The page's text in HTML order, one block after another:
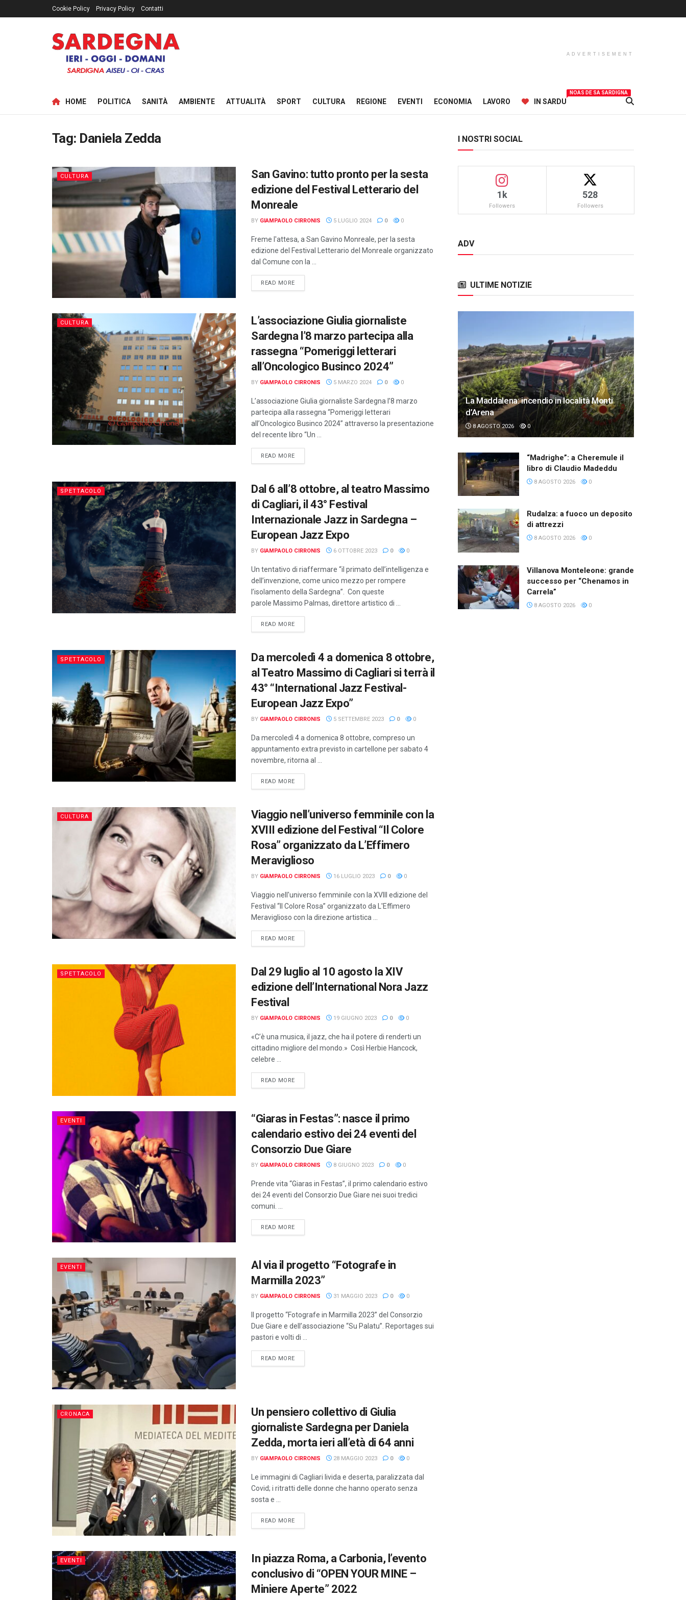
Cookie Policy Privacy Policy Contatti
ADVERTISEMENT
HOME POLITICA SANITÀ AMBIENTE ATTUALITÀ SPORT CULTURA REGIONE EVENTI ECONOMIA LAVORO IN SARDU
NOAS DE SA SARDIGNA
Tag: Daniela Zedda
CULTURA
San Gavino: tutto pronto per la sesta
edizione del Festival Letterario del
Monreale
BY GIAMPAOLO CIRRONIS 5 LUGLIO 2024 0 0
Freme l'attesa, a San Gavino Monreale, per la sesta
edizione del Festival Letterario del Monreale organizzato
dal Comune con la ...
READ MOREDETAILS
CULTURA
L’associazione Giulia giornaliste
Sardegna l’8 marzo partecipa alla
rassegna “Pomeriggi letterari
all’Oncologico Businco 2024”
BY GIAMPAOLO CIRRONIS 5 MARZO 2024 0 0
L’associazione Giulia giornaliste Sardegna l’8 marzo
partecipa alla rassegna “Pomeriggi letterari
all’Oncologico Businco 2024” attraverso la presentazione
del recente libro “Un ...
READ MOREDETAILS
SPETTACOLO
Dal 6 all’8 ottobre, al teatro Massimo
di Cagliari, il 43° Festival
Internazionale Jazz in Sardegna –
European Jazz Expo
BY GIAMPAOLO CIRRONIS 6 OTTOBRE 2023 0 0
Un tentativo di riaffermare “il primato dell’intelligenza e
dell’invenzione, come unico mezzo per rompere
l’isolamento della Sardegna”. Con queste
parole Massimo Palmas, direttore artistico di ...
READ MOREDETAILS
SPETTACOLO
Da mercoledì 4 a domenica 8 ottobre,
al Teatro Massimo di Cagliari si terrà il
43° “International Jazz Festival-
European Jazz Expo”
BY GIAMPAOLO CIRRONIS 5 SETTEMBRE 2023 0 0
Da mercoledì 4 a domenica 8 ottobre, compreso un
appuntamento extra previsto in cartellone per sabato 4
novembre, ritorna al ...
READ MOREDETAILS
CULTURA
Viaggio nell’universo femminile con la
XVIII edizione del Festival “Il Colore
Rosa” organizzato da L’Effimero
Meraviglioso
BY GIAMPAOLO CIRRONIS 16 LUGLIO 2023 0 0
Viaggio nell'universo femminile con la XVIII edizione del
Festival “Il Colore Rosa” organizzato da L'Effimero
Meraviglioso con la direzione artistica ...
READ MOREDETAILS
SPETTACOLO
Dal 29 luglio al 10 agosto la XIV
edizione dell’International Nora Jazz
Festival
BY GIAMPAOLO CIRRONIS 19 GIUGNO 2023 0 0
«C’è una musica, il jazz, che ha il potere di renderti un
cittadino migliore del mondo.» Così Herbie Hancock,
celebre ...
READ MOREDETAILS
EVENTI
“Giaras in Festas”: nasce il primo
calendario estivo dei 24 eventi del
Consorzio Due Giare
BY GIAMPAOLO CIRRONIS 8 GIUGNO 2023 0 0
Prende vita “Giaras in Festas”, il primo calendario estivo
dei 24 eventi del Consorzio Due Giare nei suoi tredici
comuni. ...
READ MOREDETAILS
EVENTI
Al via il progetto “Fotografe in
Marmilla 2023”
BY GIAMPAOLO CIRRONIS 31 MAGGIO 2023 0 0
Il progetto “Fotografe in Marmilla 2023” del Consorzio
Due Giare e dell’associazione “Su Palatu”. Reportages sui
pastori e volti di ...
READ MOREDETAILS
CRONACA
Un pensiero collettivo di Giulia
giornaliste Sardegna per Daniela
Zedda, morta ieri all’età di 64 anni
BY GIAMPAOLO CIRRONIS 28 MAGGIO 2023 0 0
Le immagini di Cagliari livida e deserta, paralizzata dal
Covid; i ritratti delle donne che hanno operato senza
sosta e ...
READ MOREDETAILS
EVENTI
In piazza Roma, a Carbonia, l’evento
conclusivo di “OPEN YOUR MINE –
Miniere Aperte” 2022
I NOSTRI SOCIAL
1k
Followers
528
Followers
ADV
ULTIME NOTIZIE
La Maddalena: incendio in località Monti
d’Arena
8 AGOSTO 2026 0
“Madrighe”: a Cheremule il
libro di Claudio Madeddu
8 AGOSTO 2026 0
Rudalza: a fuoco un deposito
di attrezzi
8 AGOSTO 2026 0
Villanova Monteleone: grande
successo per “Chenamos in
Carrela”
8 AGOSTO 2026 0